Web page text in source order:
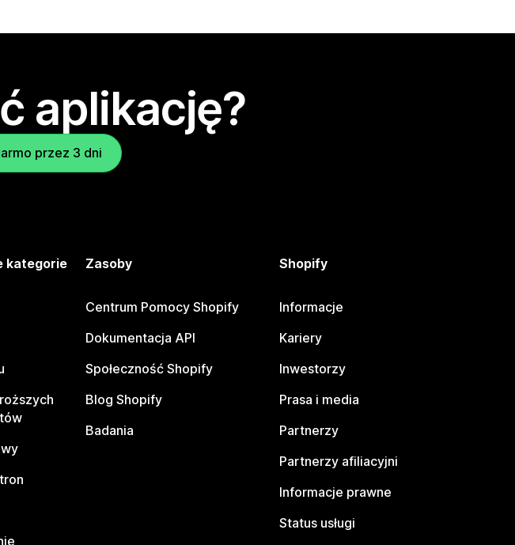
aplikację?
przez 3 dni
kategorie Zasoby
Centrum Pomocy Shopify
Dokumentacja API
Społeczność Shopify
Blog Shopify
Badania
Shopify
Informacje
Kariery
Inwestorzy
Prasa i media
Partnerzy
Partnerzy afiliacyjni
Informacje prawne
Status usługi